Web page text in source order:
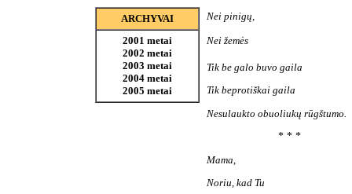
ARCHYVAI
2001 metai
2002 metai
2003 metai
2004 metai
2005 metai
Nei pinigų,
Nei žemės 
Tik be galo buvo gaila
Tik beprotiškai gaila
Nesulaukto obuoliukų
* * *
Mama,
Noriu, kad Tu